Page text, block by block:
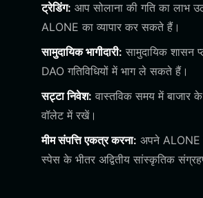
ट्रेडिंग: आप सोलाना की गति का लाभ
ALONE का व्यापार कर सकते हैं।
सामुदायिक भागीदारी: सामुदायिक शासन
DAO गतिविधियों में भाग ले सकते हैं।
सट्टा निवेश: वास्तविक समय में बाजार
वॉलेट में रखें।
मीम संपत्ति एकत्र करना: अपने ALONE
स्पेस के भीतर अद्वितीय सांस्कृतिक